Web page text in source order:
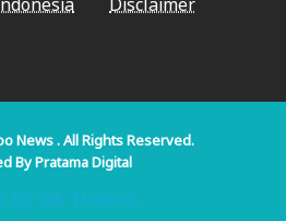
News. All Rights Reserved.
ByPratama Digital